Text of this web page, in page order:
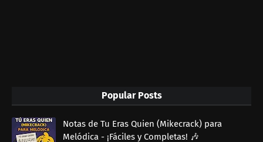
Popular Posts
Notas de Tu Eras Quien (Mikecrack) para
Melódica - ¡Fáciles y Completas! 🎶